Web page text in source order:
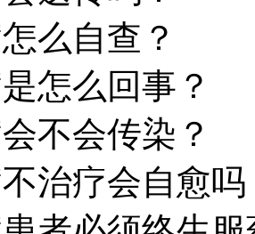
么自查？
怎么回事？
不会传染？
治疗会自愈吗